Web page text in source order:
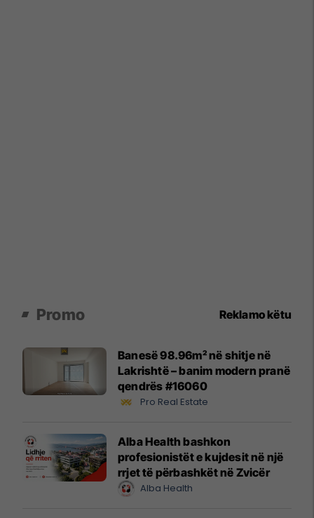
Promo Reklamo këtu
Banesë 98.96m² në shitje në
Lakrishtë – banim modern pranë
qendrës #16060
Pro Real Estate
Alba Health bashkon
profesionistët e kujdesit në një
rrjet të përbashkët në Zvicër
Alba Health